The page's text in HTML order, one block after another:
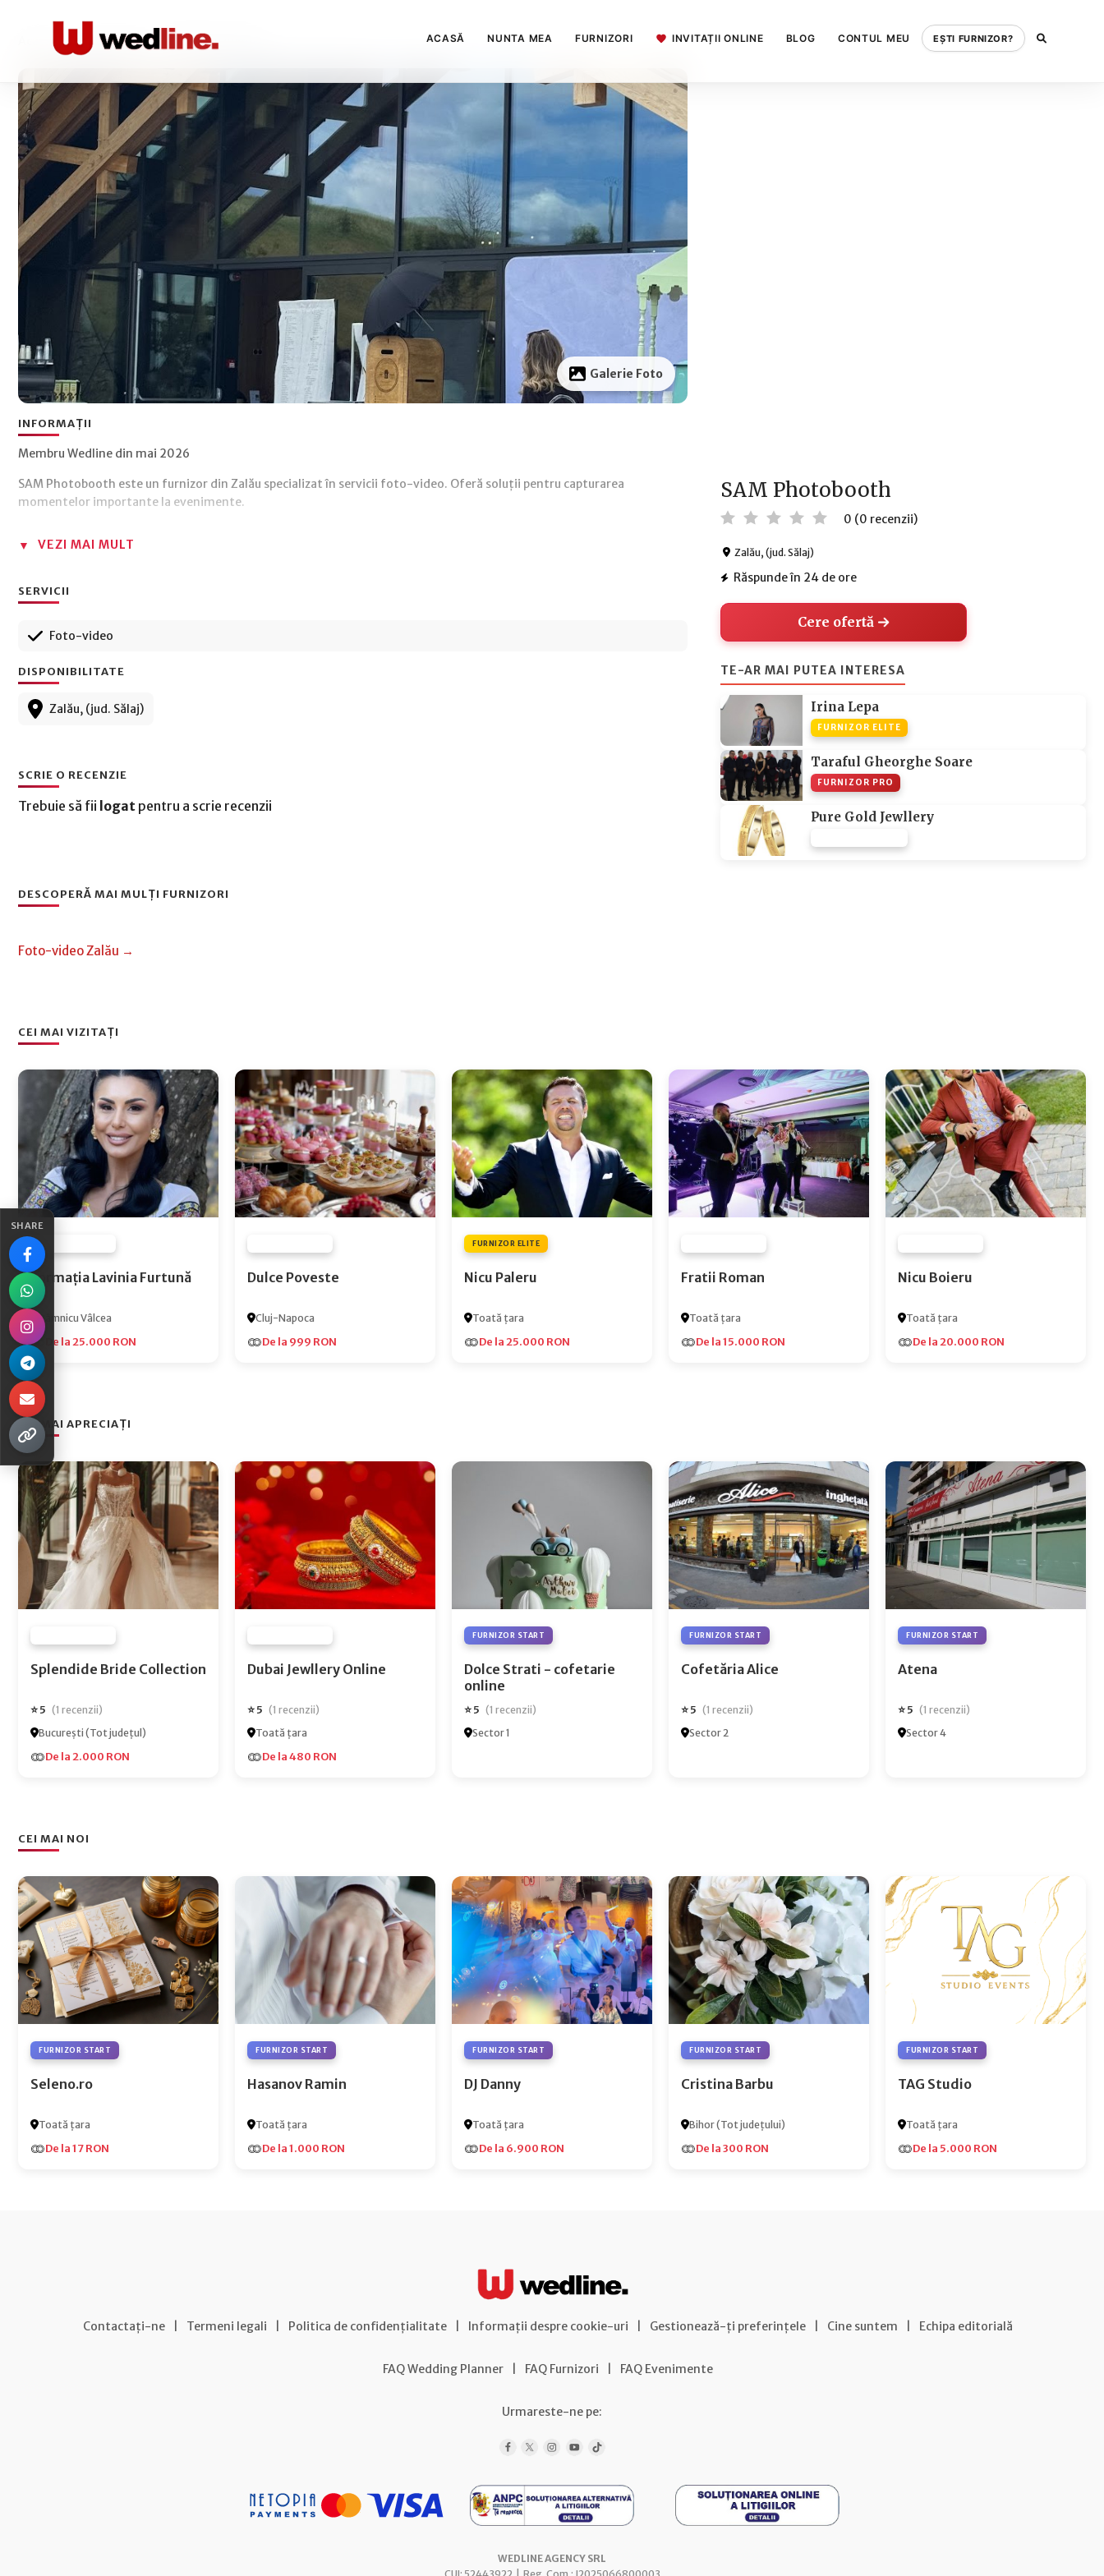
ACASĂ NUNTA MEA FURNIZORI INVITAȚII ONLINE BLOG CONTUL MEU EȘTI FURNIZOR?
SHARE
/ Foto-video / SAM Photobooth
Galerie Foto
SAM Photobooth
0 (0 recenzii)
Zalău, (jud. Sălaj)
Răspunde în 24 de ore
Cere ofertă
TE-AR MAI PUTEA INTERESA
Irina Lepa
FURNIZOR ELITE
Taraful Gheorghe Soare
FURNIZOR PRO
Pure Gold Jewllery
INFORMAȚII
Membru Wedline din mai 2026
SAM Photobooth este un furnizor din Zalău specializat în servicii foto-video. Oferă soluții pentru capturarea
momentelor importante la evenimente.
VEZI MAI MULT
SERVICII
Foto-video
DISPONIBILITATE
Zalău, (jud. Sălaj)
SCRIE O RECENZIE
Trebuie să fii logat pentru a scrie recenzii
DESCOPERĂ MAI MULȚI FURNIZORI
Foto-video Zalău →
CEI MAI VIZITAȚI
FURNIZOR NONE
Formația Lavinia Furtună
Râmnicu Vâlcea
De la 25.000 RON
Dulce Poveste
Cluj-Napoca
De la 999 RON
FURNIZOR ELITE
Nicu Paleru
Toată țara
De la 25.000 RON
Fratii Roman
Toată țara
De la 15.000 RON
Nicu Boieru
Toată țara
De la 20.000 RON
CEI MAI APRECIAȚI
Splendide Bride Collection
⭐ 5 (1 recenzii)
București (Tot județul)
De la 2.000 RON
Dubai Jewllery Online
⭐ 5 (1 recenzii)
Toată țara
De la 480 RON
FURNIZOR START
Dolce Strati - cofetarie
online
⭐ 5 (1 recenzii)
Sector 1
FURNIZOR START
Cofetăria Alice
⭐ 5 (1 recenzii)
Sector 2
FURNIZOR START
Atena
⭐ 5 (1 recenzii)
Sector 4
CEI MAI NOI
FURNIZOR START
Seleno.ro
Toată țara
De la 17 RON
FURNIZOR START
Hasanov Ramin
Toată țara
De la 1.000 RON
FURNIZOR START
DJ Danny
Toată țara
De la 6.900 RON
FURNIZOR START
Cristina Barbu
Bihor (Tot județului)
De la 300 RON
FURNIZOR START
TAG Studio
Toată țara
De la 5.000 RON
Contactați-ne Termeni legali Politica de confidențialitate Informații despre cookie-uri Gestionează-ți preferințele Cine suntem Echipa editorială
FAQ Wedding Planner FAQ Furnizori FAQ Evenimente
Urmareste-ne pe:
WEDLINE AGENCY SRL